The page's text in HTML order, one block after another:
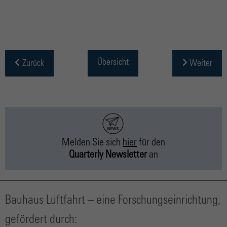
Zurück Übersicht Weiter
Melden Sie sich hier für den
Quarterly Newsletter an
Bauhaus Luftfahrt – eine Forschungseinrichtung,
gefördert durch: